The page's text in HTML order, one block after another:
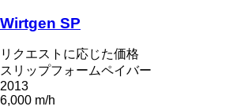
Wirtgen SP
リクエストに応じた価格
スリップフォームペイバー
2013
6,000 m/h